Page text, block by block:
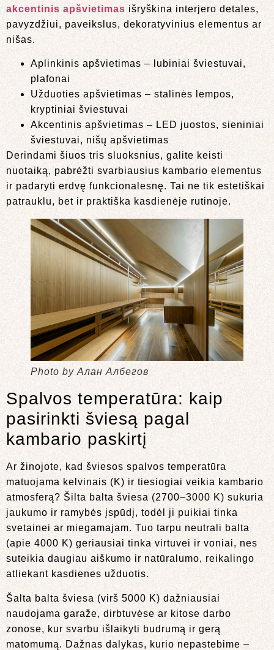
akcentinis apšvietimas išryškina interjero detales,
pavyzdžiui, paveikslus, dekoratyvinius elementus ar
nišas.
Aplinkinis apšvietimas – lubiniai šviestuvai,
plafonai
Užduoties apšvietimas – stalinės lempos,
kryptiniai šviestuvai
Akcentinis apšvietimas – LED juostos, sieniniai
šviestuvai, nišų apšvietimas
Derindami šiuos tris sluoksnius, galite keisti
nuotaiką, pabrėžti svarbiausius kambario elementus
ir padaryti erdvę funkcionalesnę. Tai ne tik estetiškai
patrauklu, bet ir praktiška kasdienėje rutinoje.
Photo by Алан Албегов
Spalvos temperatūra: kaip
pasirinkti šviesą pagal
kambario paskirtį
Ar žinojote, kad šviesos spalvos temperatūra
matuojama kelvinais (K) ir tiesiogiai veikia kambario
atmosferą? Šilta balta šviesa (2700–3000 K) sukuria
jaukumo ir ramybės įspūdį, todėl ji puikiai tinka
svetainei ar miegamajam. Tuo tarpu neutrali balta
(apie 4000 K) geriausiai tinka virtuvei ir voniai, nes
suteikia daugiau aiškumo ir natūralumo, reikalingo
atliekant kasdienes užduotis.
Šalta balta šviesa (virš 5000 K) dažniausiai
naudojama garaže, dirbtuvėse ar kitose darbo
zonose, kur svarbu išlaikyti budrumą ir gerą
matomumą. Dažnas dalykas, kurio nepastebime –